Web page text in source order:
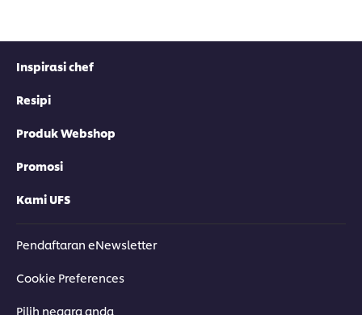
Inspirasi chef
Resipi
Produk Webshop
Promosi
Kami UFS
Pendaftaran eNewsletter
Cookie Preferences
Pilih negara anda